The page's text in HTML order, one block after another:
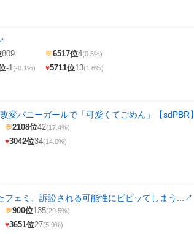
809 💬6517位4(0.5%)
-1(-0.1%) ♥5711位13(1.6%)
変バニーガールで「可愛くてごめん」【sdPBR】
💬2108位42(17.4%)
♥3042位34(14.0%)
ェミ、訴訟される可能性にビビッてしまう... ↗
💬900位135(29.5%)
♥3651位27(5.9%)